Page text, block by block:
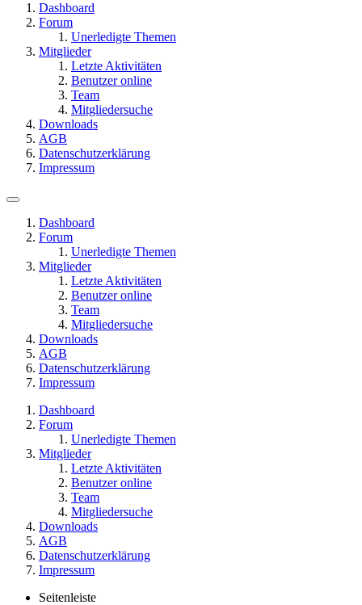
Dashboard
Forum
Unerledigte Themen
Mitglieder
Letzte Aktivitäten
Benutzer online
Team
Mitgliedersuche
Downloads
AGB
Datenschutzerklärung
Impressum
Dashboard
Forum
Unerledigte Themen
Mitglieder
Letzte Aktivitäten
Benutzer online
Team
Mitgliedersuche
Downloads
AGB
Datenschutzerklärung
Impressum
Dashboard
Forum
Unerledigte Themen
Mitglieder
Letzte Aktivitäten
Benutzer online
Team
Mitgliedersuche
Downloads
AGB
Datenschutzerklärung
Impressum
Seitenleiste